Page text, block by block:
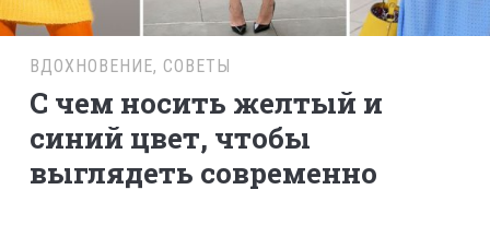
ВДОХНОВЕНИЕ, СОВЕТЫ
С чем носить желтый и
синий цвет, чтобы
выглядеть современно